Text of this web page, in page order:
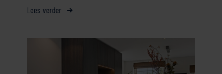
Lees verder